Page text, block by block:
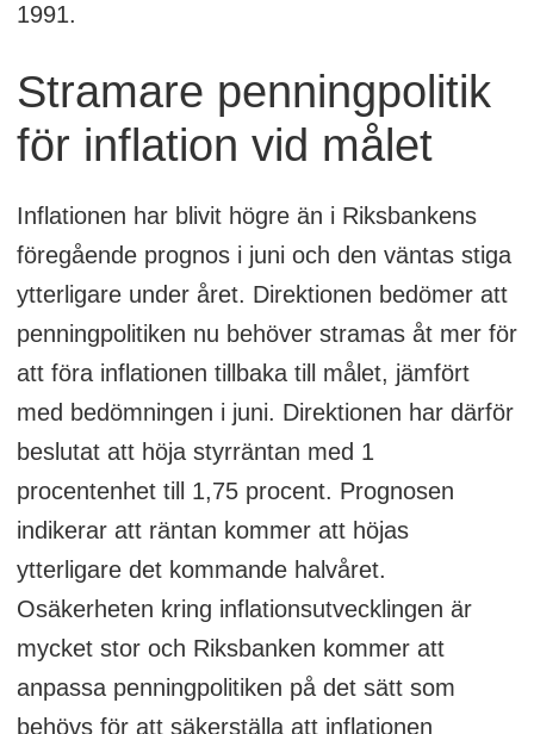
1991.
Stramare penningpolitik
för inflation vid målet
Inflationen har blivit högre än i Riksbankens
föregående prognos i juni och den väntas stiga
ytterligare under året. Direktionen bedömer att
penningpolitiken nu behöver stramas åt mer för
att föra inflationen tillbaka till målet, jämfört
med bedömningen i juni. Direktionen har därför
beslutat att höja styrräntan med 1
procentenhet till 1,75 procent. Prognosen
indikerar att räntan kommer att höjas
ytterligare det kommande halvåret.
Osäkerheten kring inflationsutvecklingen är
mycket stor och Riksbanken kommer att
anpassa penningpolitiken på det sätt som
behövs för att säkerställa att inflationen